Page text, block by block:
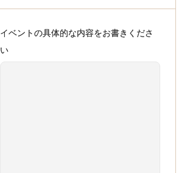
イベントの具体的な内容をお書きくださ
い